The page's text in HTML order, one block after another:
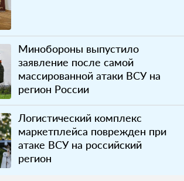
Минобороны выпустило
заявление после самой
массированной атаки ВСУ на
регион России
Логистический комплекс
маркетплейса поврежден при
атаке ВСУ на российский
регион